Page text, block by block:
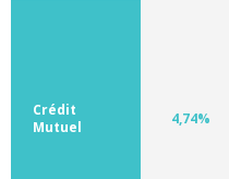
Crédit
Mutuel
4,74%